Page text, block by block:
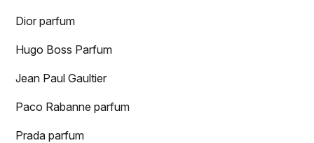
Dior parfum
Hugo Boss Parfum
Jean Paul Gaultier
Paco Rabanne parfum
Prada parfum